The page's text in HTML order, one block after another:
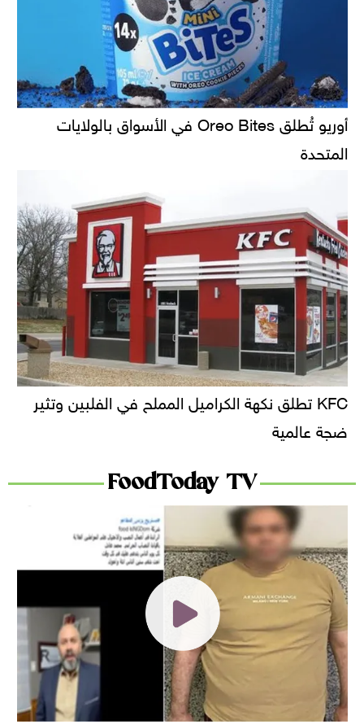
أوريو تُطلق Oreo Bites في الأسواق بالولايات
المتحدة
KFC تطلق نكهة الكراميل المملح في الفلبين وتثير
ضجة عالمية
FoodToday TV